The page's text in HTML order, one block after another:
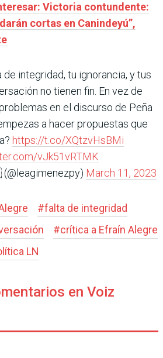
Victoria contundente:
cortas en Canindeyú”,
de integridad, tu ignorancia, y tus
no tienen fin. En vez de
en el discurso de Peña
a hacer propuestas que
https://t.co/XQtzvHsBMi
vJk51vRTMK
March 11, 2023
#falta de integridad
#crítica a Efraín Alegre
LN
en Voiz